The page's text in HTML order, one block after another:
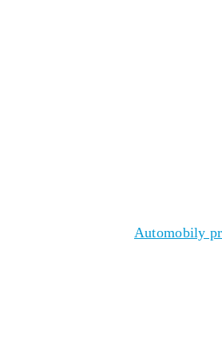
Automobily